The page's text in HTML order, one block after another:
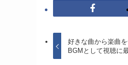
好きな曲から楽曲
BGMとして視聴に